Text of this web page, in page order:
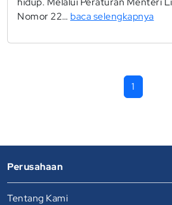
Nomor 22… baca selengkapnya
1
Perusahaan
Tentang Kami